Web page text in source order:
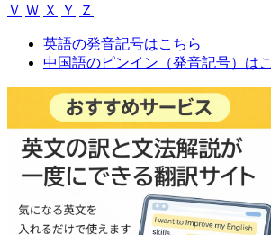
Ｖ Ｗ Ｘ Ｙ Ｚ
英語の発音記号はこちら
中国語のピンイン（発音記号）は